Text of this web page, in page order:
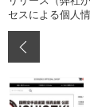
セスによる個人